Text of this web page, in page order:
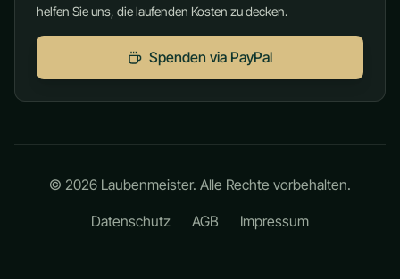
helfen Sie uns, die laufenden Kosten zu decken.
Spenden via PayPal
© 2026 Laubenmeister. Alle Rechte vorbehalten.
Datenschutz AGB Impressum